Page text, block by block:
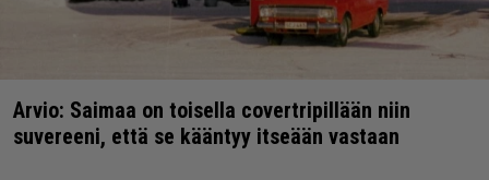
Arvio: Saimaa on toisella covertripillään niin
suvereeni, että se kääntyy itseään vastaan